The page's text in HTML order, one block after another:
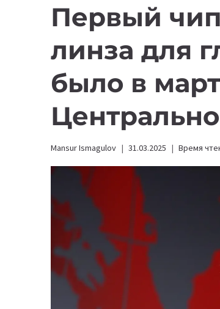
Первый чип
линза для
было в
Mansur Ismagulov 31.03.2025 Время